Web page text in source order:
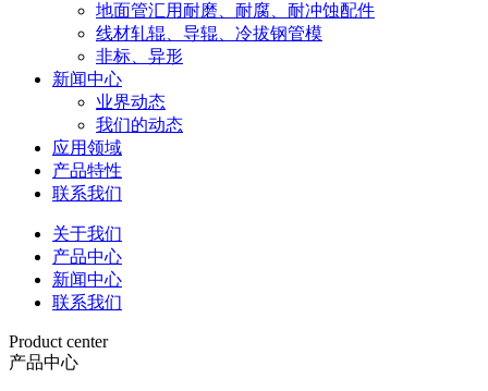
地面管汇用耐磨、耐腐、耐冲蚀配件
线材轧辊、导辊、冷拔钢管模
非标、异形
新闻中心
业界动态
我们的动态
应用领域
产品特性
联系我们
关于我们
产品中心
新闻中心
联系我们
Product center
产品中心